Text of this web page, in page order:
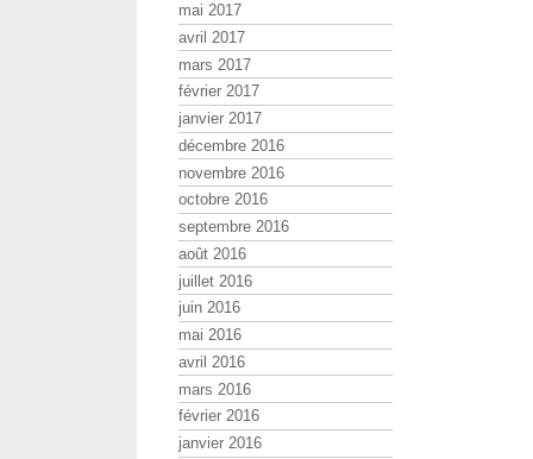
mai 2017
avril 2017
mars 2017
février 2017
janvier 2017
décembre 2016
novembre 2016
octobre 2016
septembre 2016
août 2016
juillet 2016
juin 2016
mai 2016
avril 2016
mars 2016
février 2016
janvier 2016